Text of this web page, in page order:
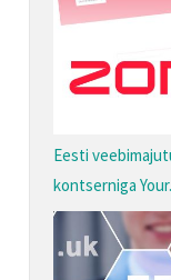
Eesti
kontserniga